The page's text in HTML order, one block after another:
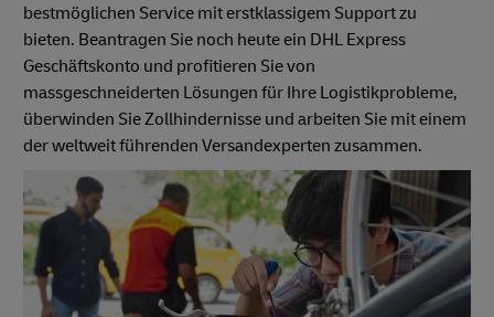
bestmöglichen Service mit erstklassigem Support zu
bieten. Beantragen Sie noch heute ein DHL Express
Geschäftskonto und profitieren Sie von
massgeschneiderten Lösungen für Ihre Logistikprobleme,
überwinden Sie Zollhindernisse und arbeiten Sie mit einem
der weltweit führenden Versandexperten zusammen.